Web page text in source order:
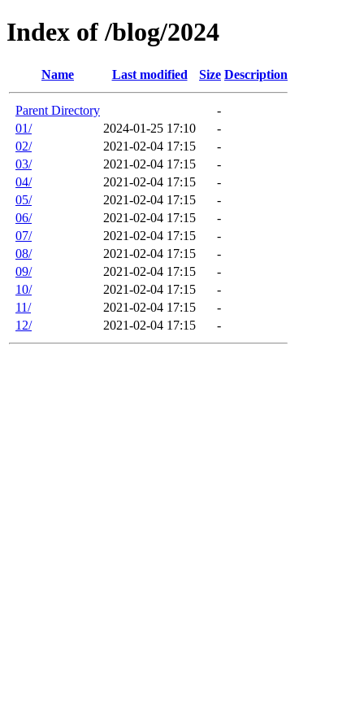
Index of /blog/2024
Name Last modified Size Description
Parent Directory
-
01/
2024-01-25 17:10
-
02/
2021-02-04 17:15
-
03/
2021-02-04 17:15
-
04/
2021-02-04 17:15
-
05/
2021-02-04 17:15
-
06/
2021-02-04 17:15
-
07/
2021-02-04 17:15
-
08/
2021-02-04 17:15
-
09/
2021-02-04 17:15
-
10/
2021-02-04 17:15
-
11/
2021-02-04 17:15
-
12/
2021-02-04 17:15 -